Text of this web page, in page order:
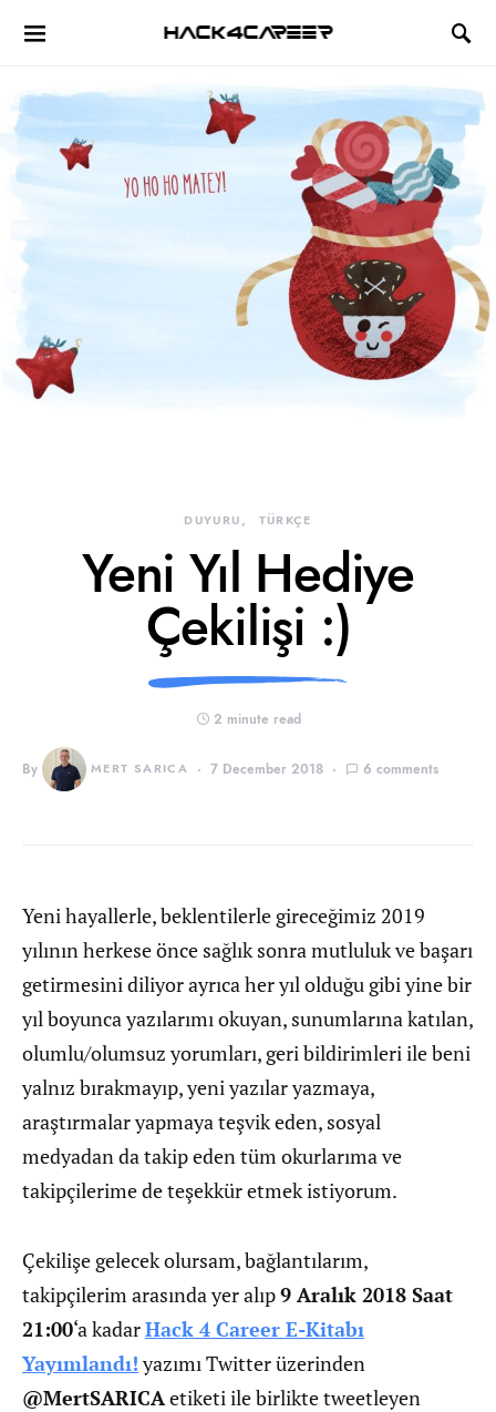
Hack4Career
DUYURU TÜRKÇE
Yeni Yıl Hediye
Çekilişi :)
2 minute read
By MERT SARICA 7 December 2018 6 comments
Yeni hayallerle, beklentilerle gireceğimiz 2019
yılının herkese önce sağlık sonra mutluluk ve başarı
getirmesini diliyor ayrıca her yıl olduğu gibi yine bir
yıl boyunca yazılarımı okuyan, sunumlarına katılan,
olumlu/olumsuz yorumları, geri bildirimleri ile beni
yalnız bırakmayıp, yeni yazılar yazmaya,
araştırmalar yapmaya teşvik eden, sosyal
medyadan da takip eden tüm okurlarıma ve
takipçilerime de teşekkür etmek istiyorum.
Çekilişe gelecek olursam, bağlantılarım,
takipçilerim arasında yer alıp9 Aralık 2018 Saat
21:00‘a kadarHack 4 Career E-Kitabı
Yayımlandı!yazımı Twitter üzerinden
@MertSARICAetiketi ile birlikte tweetleyen